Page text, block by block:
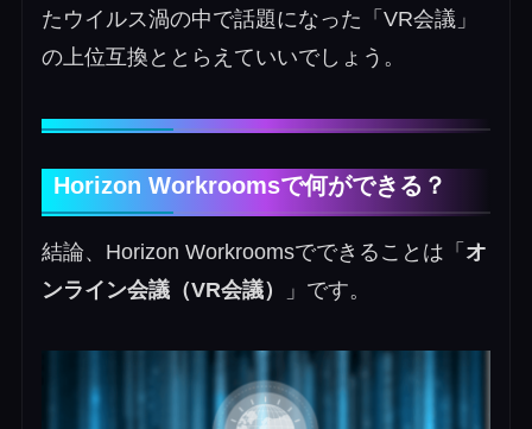
たウイルス渦の中で話題になった「VR会議」
の上位互換ととらえていいでしょう。
Horizon Workroomsで何ができる？
結論、Horizon Workroomsでできることは「 オ
ンライン会議（VR会議）
」です。